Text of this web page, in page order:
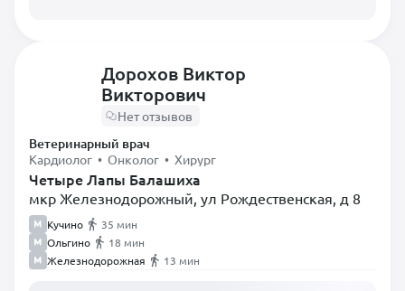
Дорохов Виктор
Викторович
Нет отзывов
Ветеринарный врач
Кардиолог • Онколог • Хирург
Четыре Лапы Балашиха
мкр Железнодорожный, ул Рождественская, д 8
Кучино
35 мин
Ольгино
18 мин
Железнодорожная
13 мин